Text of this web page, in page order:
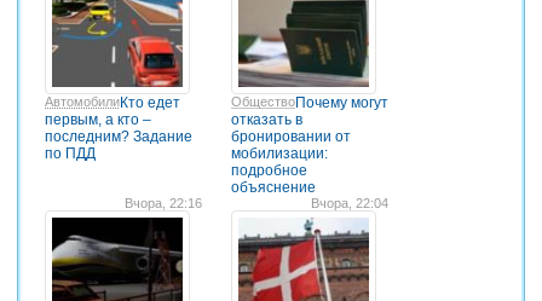
АвтомобилиКто едет
первым, а кто –
последним? Задание
по ПДД
ОбществоПочему могут
отказать в
бронировании от
мобилизации:
подробное
объяснение
Вчора, 22:16 Вчора, 22:04